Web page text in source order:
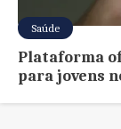
Saúde
Plataforma
para jovens